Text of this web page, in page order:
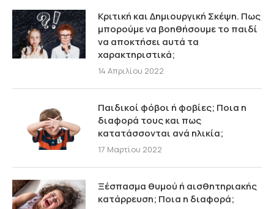
Κριτική και Δημιουργική Σκέψη. Πως
μπορούμε να βοηθήσουμε το παιδί
να αποκτήσει αυτά τα
χαρακτηριστικά;
14 Απριλίου 2022
Παιδικοί φόβοι ή φοβίες; Ποια η
διαφορά τους και πως
κατατάσσονται ανά ηλικία;
17 Μαρτίου 2022
Ξέσπασμα θυμού ή αισθητηριακής
κατάρρευση; Ποια η διαφορά;